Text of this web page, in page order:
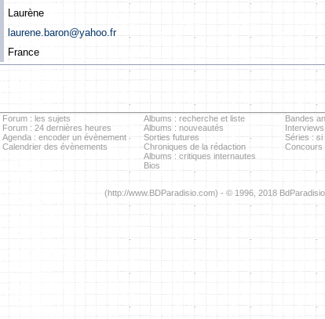
Laurène
laurene.baron@yahoo.fr
France
Forum : les sujets
Forum : 24 dernières heures
Agenda : encoder un évènement
Calendrier des évènements
Albums : recherche et liste
Albums : nouveautés
Sorties futures
Chroniques de la rédaction
Albums : critiques internautes
Bios
Bandes
Séries : si
Concours
(http://www.BDParadisio.com) - © 1996, 2018 BdParadisio